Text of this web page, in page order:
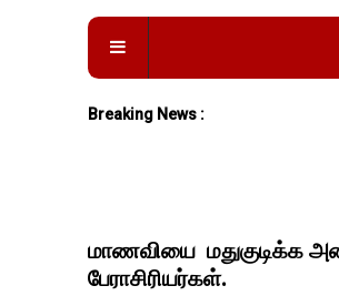
Breaking News :
மாணவியை மதுகுடிக்க
பேராசிரியர்கள்.